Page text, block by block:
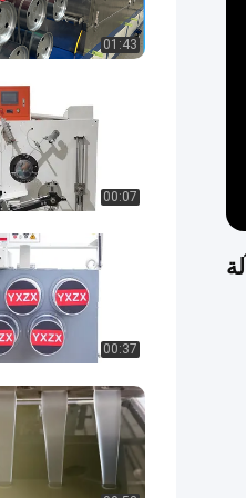
01:43
00:07
00:37